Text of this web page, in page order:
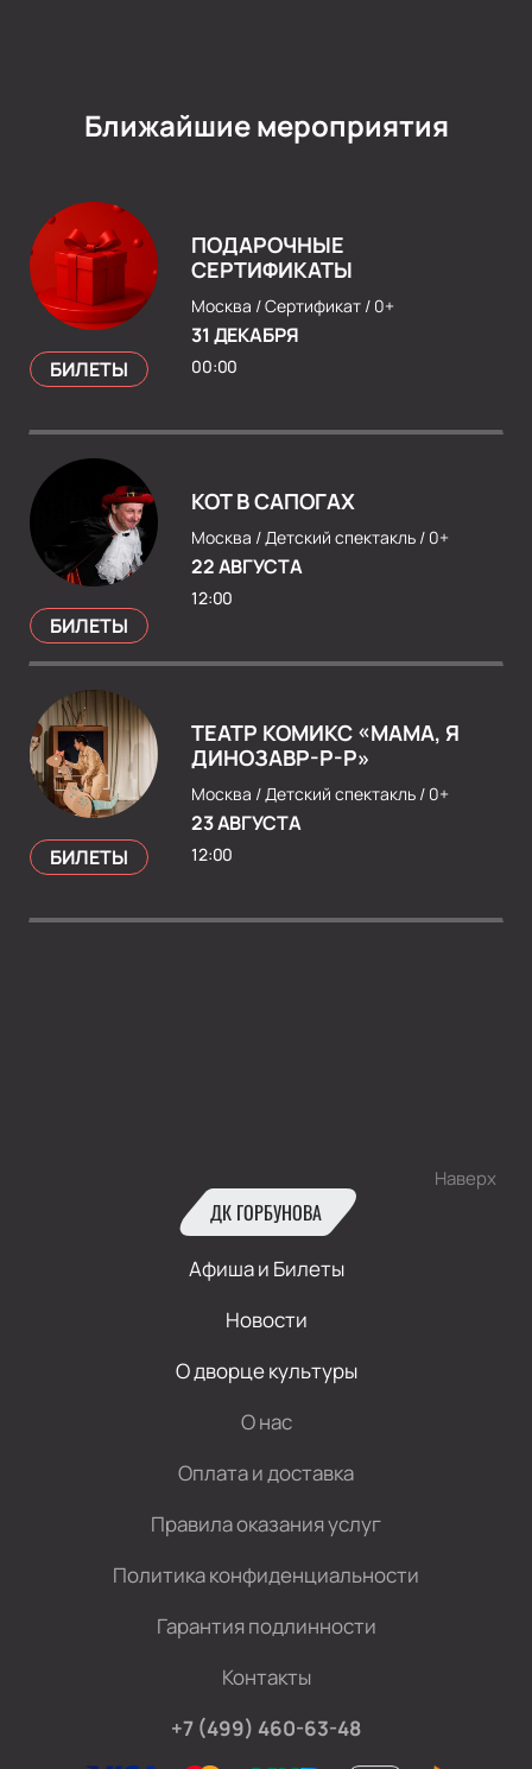
Ближайшие мероприятия
ПОДАРОЧНЫЕ
СЕРТИФИКАТЫ
Москва /Сертификат / 0+
31 ДЕКАБРЯ
00:00
БИЛЕТЫ
КОТ В САПОГАХ
Москва /Детский спектакль / 0+
22 АВГУСТА
12:00
БИЛЕТЫ
ТЕАТР КОМИКС «МАМА, Я
ДИНОЗАВР-Р-Р»
Москва /Детский спектакль / 0+
23 АВГУСТА
12:00
БИЛЕТЫ
Наверх
ДК ГОРБУНОВА
Афиша и Билеты
Новости
О дворце культуры
О нас
Оплата и доставка
Правила оказания услуг
Политика конфиденциальности
Гарантия подлинности
Контакты
+7 (499) 460-63-48